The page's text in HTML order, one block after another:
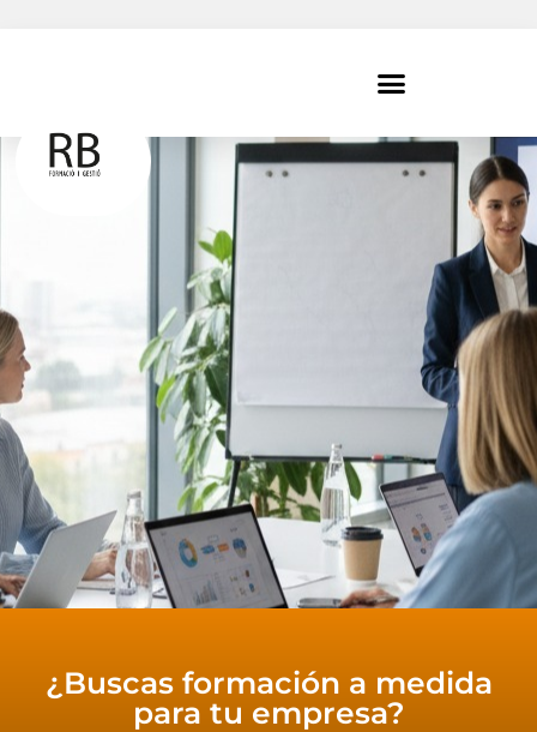
¿Buscas formación a medida
para tu empresa?